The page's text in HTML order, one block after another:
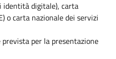
identità digitale), carta
o carta nazionale dei servizi
per la presentazione